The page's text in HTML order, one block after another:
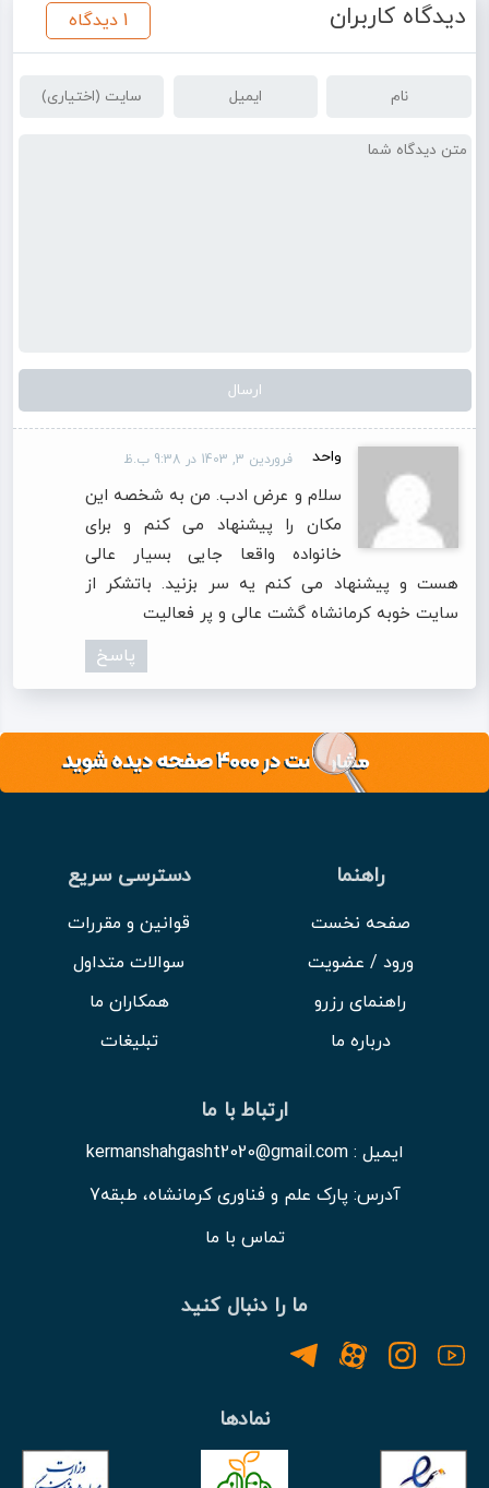
دیدگاه کاربران 1 دیدگاه
واحد فروردین 3, 1403 در 9:38 ب.ظ
سلام و عرض ادب. من به شخصه این
مکان را پیشنهاد می کنم و برای
خانواده واقعا جایی بسیار عالی
هست و پیشنهاد می کنم یه سر بزنید. باتشکر از
سایت خوبه کرمانشاه گشت عالی و پر فعالیت
پاسخ
راهنما
صفحه نخست
ورود / عضویت
راهنمای رزرو
درباره ما
دسترسی سریع
قوانین و مقررات
سوالات متداول
همکاران ما
تبلیغات
ارتباط با ما
ایمیل : kermanshahgasht2020@gmail.com
آدرس: پارک علم و فناوری کرمانشاه، طبقه7
تماس با ما
ما را دنبال کنید
نمادها